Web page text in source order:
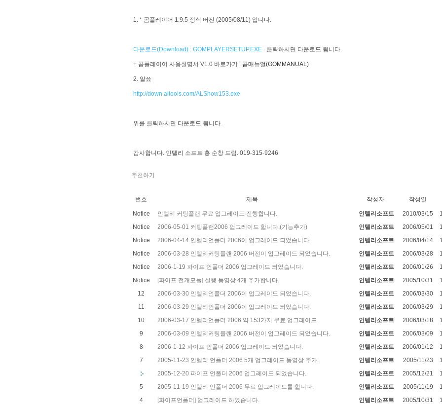
1. * 곰플레이어 1.9.5 정식 버전 (2005/08/11) 입니다.
다운로드(Download) : GOMPLAYERSETUP.EXE 클릭하시면 다운로드 됨니다.
+ 곰플레이어 사용설명서 V1.0 바로가기 : 곰매뉴얼(GOMMANUAL)
2. 알쑈
http://down.altools.com/ALShow153.exe
위를 클릭하시면 다운로드 됨니다.
감사합니다. 인텔리 소프트 홍 순창 드림. 019-315-9246
추천하기
번호 제목 작성자 작성일
Notice 인텔리 커팅플랜 무료 업그레이드 진행합니다. 인텔리소프트 2010/03/15
Notice
2006-05-01 커팅플랜2006 업그레이드 합니다.(기능추가) 인텔리소프트 2006/05/01
Notice
2006-04-14 인텔리언폴더 2006이 업그레이드 되었습니다. 인텔리소프트 2006/04/14
Notice
2006-03-28 인텔리커팅플랜 2006 버전이 업그레이드 되었습니다. 인텔리소프트 2006/03/28
Notice
2006-1-19 파이프 언폴더 2006 업그레이드 되었습니다. 인텔리소프트 2006/01/26
Notice
[파이프 전개모듈] 실행 동영상 4개 추가합니다. 인텔리소프트 2005/10/31
12
2006-03-30 인텔리언폴더 2006이 업그레이드 되었습니다. 인텔리소프트 2006/03/30
11
2006-03-29 인텔리언폴더 2006이 업그레이드 되었습니다. 인텔리소프트 2006/03/29
10
2006-03-17 인텔리언폴더 2006 약 153가지 무료 업그레이드 인텔리소프트 2006/03/18
9
2006-03-09 인텔리커팅플랜 2006 버전이 업그레이드 되었습니다. 인텔리소프트 2006/03/09
8
2006-1-12 파이프 언폴더 2006 업그레이드 되었습니다. 인텔리소프트 2006/01/12
7
2005-11-23 인텔리 언폴더 2006 5개 업그레이드 동영상 추가. 인텔리소프트 2005/11/23
2005-12-20 파이프 언폴더 2006 업그레이드 되었습니다.
인텔리소프트 2005/12/21
5
2005-11-19 인텔리 언폴더 2006 무료 업그레이드를 합니다. 인텔리소프트 2005/11/19
4
[파이프언폴더] 업그레이드 하였습니다. 인텔리소프트 2005/10/31